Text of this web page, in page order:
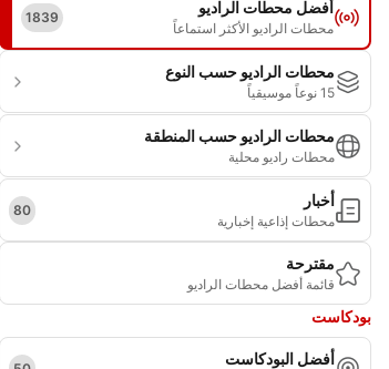
أفضل محطات الراديو
محطات الراديو الأكثر استماعاً
1839
محطات الراديو حسب النوع
15 نوعاً موسيقياً
محطات الراديو حسب المنطقة
محطات راديو محلية
أخبار
محطات إذاعية إخبارية
80
مقترحة
قائمة أفضل محطات الراديو
بودكاست
أفضل البودكاست